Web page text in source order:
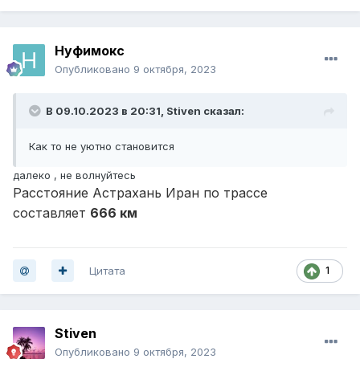
Нуфимокс
Опубликовано 9 октября, 2023
В 09.10.2023 в 20:31, Stiven сказал:
Как то не уютно становится
далеко , не волнуйтесь
Расстояние Астрахань Иран по трассе
составляет 666 км
1
Цитата
Stiven
Опубликовано 9 октября, 2023